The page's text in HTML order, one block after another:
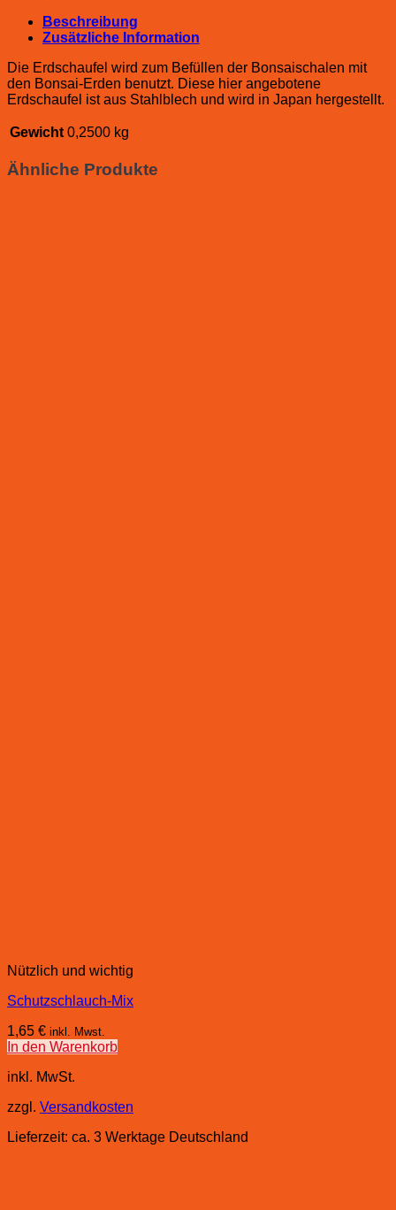
Beschreibung
Zusätzliche Information
Die Erdschaufel wird zum Befüllen der Bonsaischalen mit
den Bonsai-Erden benutzt. Diese hier angebotene
Erdschaufel ist aus Stahlblech und wird in Japan hergestellt.
Gewicht 0,2500 kg
Ähnliche Produkte
Nützlich und wichtig
Schutzschlauch-Mix
1,65 € inkl. Mwst.
In den Warenkorb
inkl. MwSt.
zzgl. Versandkosten
Lieferzeit: ca. 3 Werktage Deutschland